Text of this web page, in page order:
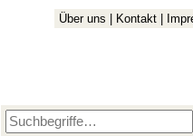
Über uns Kontakt